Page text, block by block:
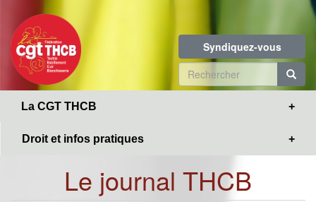
contenu
principal
Syndiquez-vous
Formulaire
de
La CGT THCB
Droit et infos pratiques
Le journal THCB